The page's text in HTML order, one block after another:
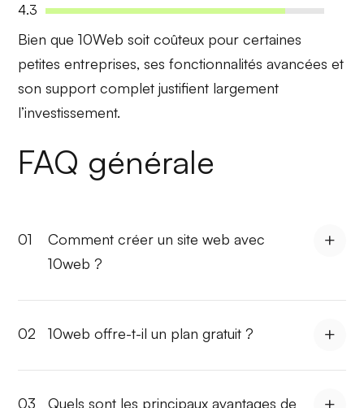
4.3
Bien que 10Web soitcoûteux pour certaines
petites entreprises, ses fonctionnalités avancées et
sonsupport complet justifient largement
l’investissement.
FAQ générale
01
Comment créer un site web avec
10web ?
02 10web offre-t-il un plan gratuit ?
03 Quels sont les principaux avantages de